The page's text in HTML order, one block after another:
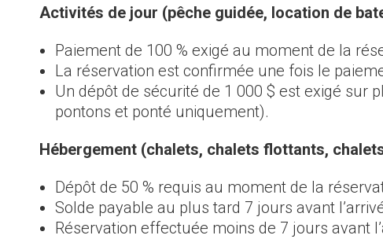
Activités de jour (pêche guidée, location de
Paiement de 100 % exigé au moment de la
La réservation est confirmée une fois le
Un dépôt de sécurité de 1 000 $ est exigé sur
pontons et ponté uniquement).
Hébergement (chalets, chalets flottants,
Dépôt de 50 % requis au moment de la
Solde payable au plus tard 7 jours avant
Réservation effectuée moins de 7 jours avant